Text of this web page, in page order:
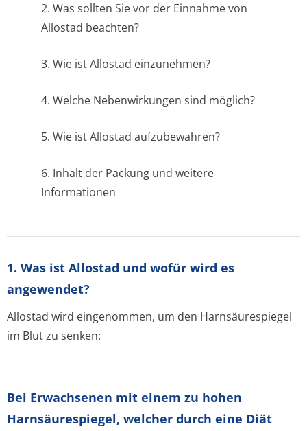
2. Was sollten Sie vor der Einnahme von
Allostad beachten?
3. Wie ist Allostad einzunehmen?
4. Welche Nebenwirkungen sind möglich?
5. Wie ist Allostad aufzubewahren?
6. Inhalt der Packung und weitere
Informationen
1. Was ist Allostad und wofür wird es
angewendet?
Allostad wird eingenommen, um den Harnsäurespiegel
im Blut zu senken:
Bei Erwachsenen mit einem zu hohen
Harnsäurespiegel, welcher durch eine Diät